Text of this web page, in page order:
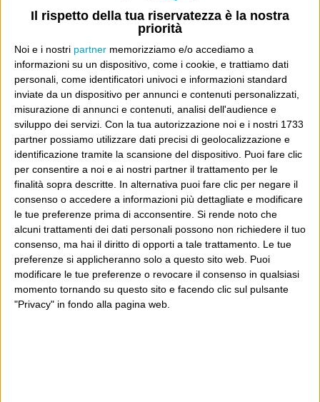
Il rispetto della tua riservatezza è la nostra
priorità
Noi e i nostri partner memorizziamo e/o accediamo a
informazioni su un dispositivo, come i cookie, e trattiamo dati
personali, come identificatori univoci e informazioni standard
inviate da un dispositivo per annunci e contenuti personalizzati,
misurazione di annunci e contenuti, analisi dell'audience e
sviluppo dei servizi. Con la tua autorizzazione noi e i nostri 1733
partner possiamo utilizzare dati precisi di geolocalizzazione e
identificazione tramite la scansione del dispositivo. Puoi fare clic
per consentire a noi e ai nostri partner il trattamento per le
finalità sopra descritte. In alternativa puoi fare clic per negare il
consenso o accedere a informazioni più dettagliate e modificare
le tue preferenze prima di acconsentire. Si rende noto che
alcuni trattamenti dei dati personali possono non richiedere il tuo
consenso, ma hai il diritto di opporti a tale trattamento. Le tue
preferenze si applicheranno solo a questo sito web. Puoi
modificare le tue preferenze o revocare il consenso in qualsiasi
momento tornando su questo sito e facendo clic sul pulsante
"Privacy" in fondo alla pagina web.